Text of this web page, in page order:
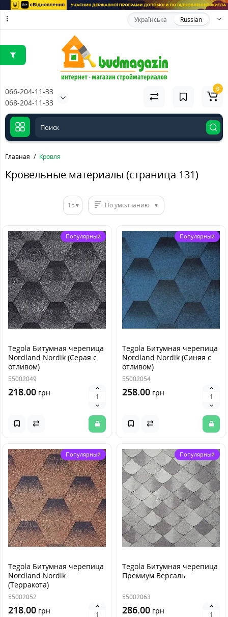
Українська Russian
066-204-11-33
068-204-11-33
0
Главная Кровля
Кровельные материалы (страница 131)
15 По умолчанию
Популярный
Tegola Битумная черепица
Nordland Nordik (Серая с
отливом)
55002049
218.00 грн
Популярный
Tegola Битумная черепица
Nordland Nordik (Синяя с
отливом)
55002054
258.00 грн
Популярный
Tegola Битумная черепица
Nordland Nordik
(Терракота)
55002052
218.00 грн
Популярный
Tegola Битумная черепица
Премиум Версаль
55002063
286.00 грн